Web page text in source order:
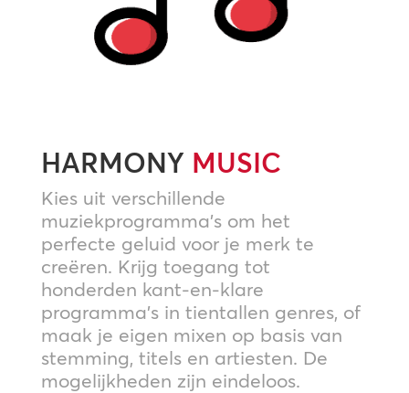
HARMONY MUSIC
Kies uit verschillende
muziekprogramma’s om het
perfecte geluid voor je merk te
creëren. Krijg toegang tot
honderden kant-en-klare
programma’s in tientallen genres, of
maak je eigen mixen op basis van
stemming, titels en artiesten. De
mogelijkheden zijn eindeloos.